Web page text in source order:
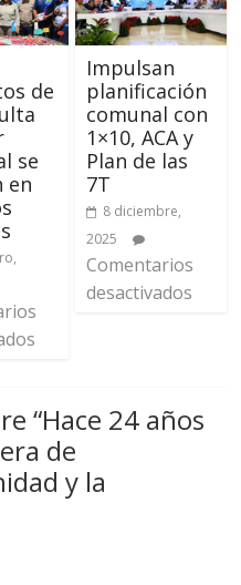
de
se
en
Impulsan
planificación
comunal con
1×10, ACA y
Plan de las
7T
8 diciembre,
2025
Comentarios
desactivados
“Hace 24 años
de
y la